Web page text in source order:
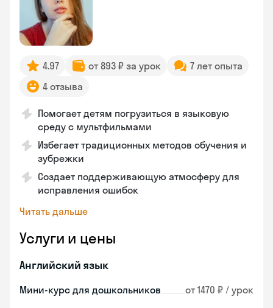
4.97 от 893 ₽ за урок
7 лет опыта
4 отзыва
Помогает детям погрузиться в языковую
среду с мультфильмами
Избегает традиционных методов обучения и
зубрежки
Создает поддерживающую атмосферу для
исправления ошибок
Читать дальше
Услуги и цены
Английский язык
Мини-курс для дошкольников от 1470 ₽ / урок